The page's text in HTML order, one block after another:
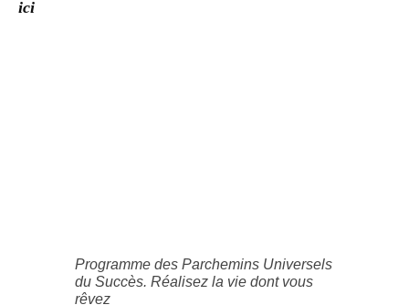
ici
Programme des Parchemins Universels
du Succès. Réalisez la vie dont vous
rêvez